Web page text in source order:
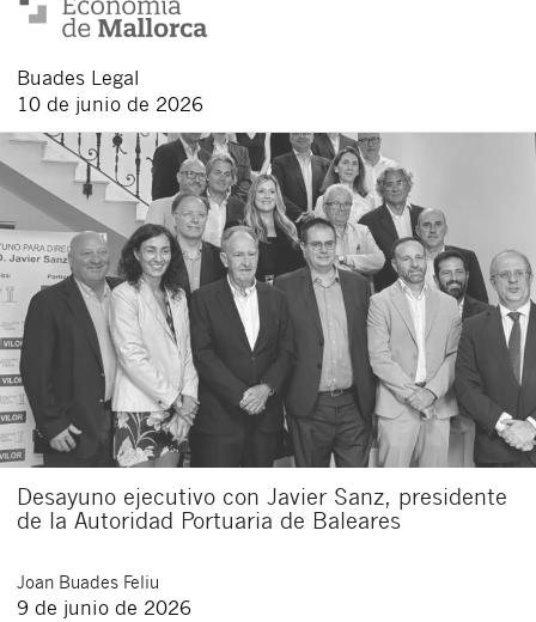
Buades Legal
10 de junio de 2026
Desayuno ejecutivo con Javier Sanz, presidente
de la Autoridad Portuaria de Baleares
Joan Buades Feliu
9 de junio de 2026